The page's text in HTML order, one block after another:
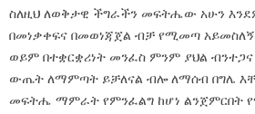
ስለዚህ ለወቅታዊ ችግራችን መፍትሔው አሁን
በመነቃቀፍና በመወነጃጀል ብቻ የሚመጣ
ወይም በተቋርቋሪነት መንፈስ ምንም ያህል
ውጤት ለማምጣት ይቻለናል ብሎ ለማሰብ በግሌ
መፍትሔ ማምራት የምንፈልግ ከሆነ ልንጀምርበት